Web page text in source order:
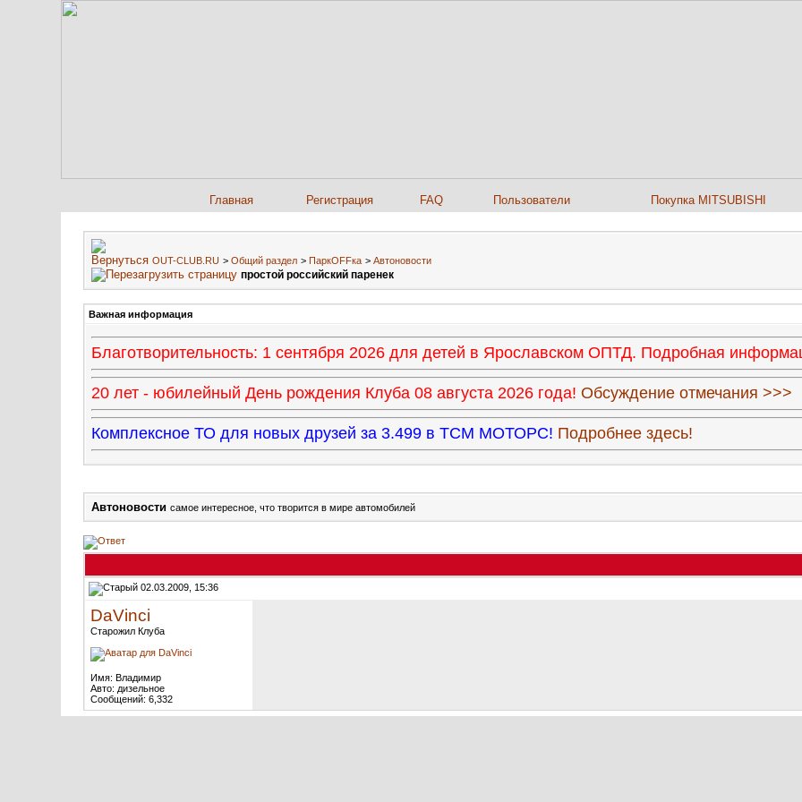
Главная Регистрация FAQ Пользователи Покупка MITSUBISHI
OUT-CLUB.RU > Общий раздел > ПаркOFFка > Автоновости
простой российский паренек
Важная информация
Благотворительность: 1 сентября 2026 для детей в Ярославском ОПТД. Подробная
20 лет - юбилейный День рождения Клуба 08 августа 2026 года! Обсуждение отмечания >>>
Комплексное ТО для новых друзей за 3.499 в ТСМ МОТОРС! Подробнее здесь!
Автоновости самое интересное, что творится в мире автомобилей
02.03.2009, 15:36
DaVinci
Старожил Клуба
Имя: Владимир
Авто: дизельное
Сообщений: 6,332